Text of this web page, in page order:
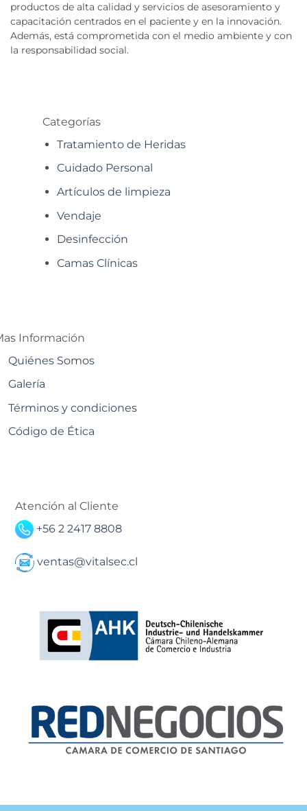
productos de alta calidad y servicios de asesoramiento y
capacitación centrados en el paciente y en la innovación.
Además, está comprometida con el medio ambiente y con
la responsabilidad social.
Categorías
Tratamiento de Heridas
Cuidado Personal
Artículos de limpieza
Vendaje
Desinfección
Camas Clínicas
Información
Quiénes Somos
Galería
Términos y condiciones
Código de Ética
Atención al Cliente
+56 2 2417 8808
ventas@vitalsec.cl